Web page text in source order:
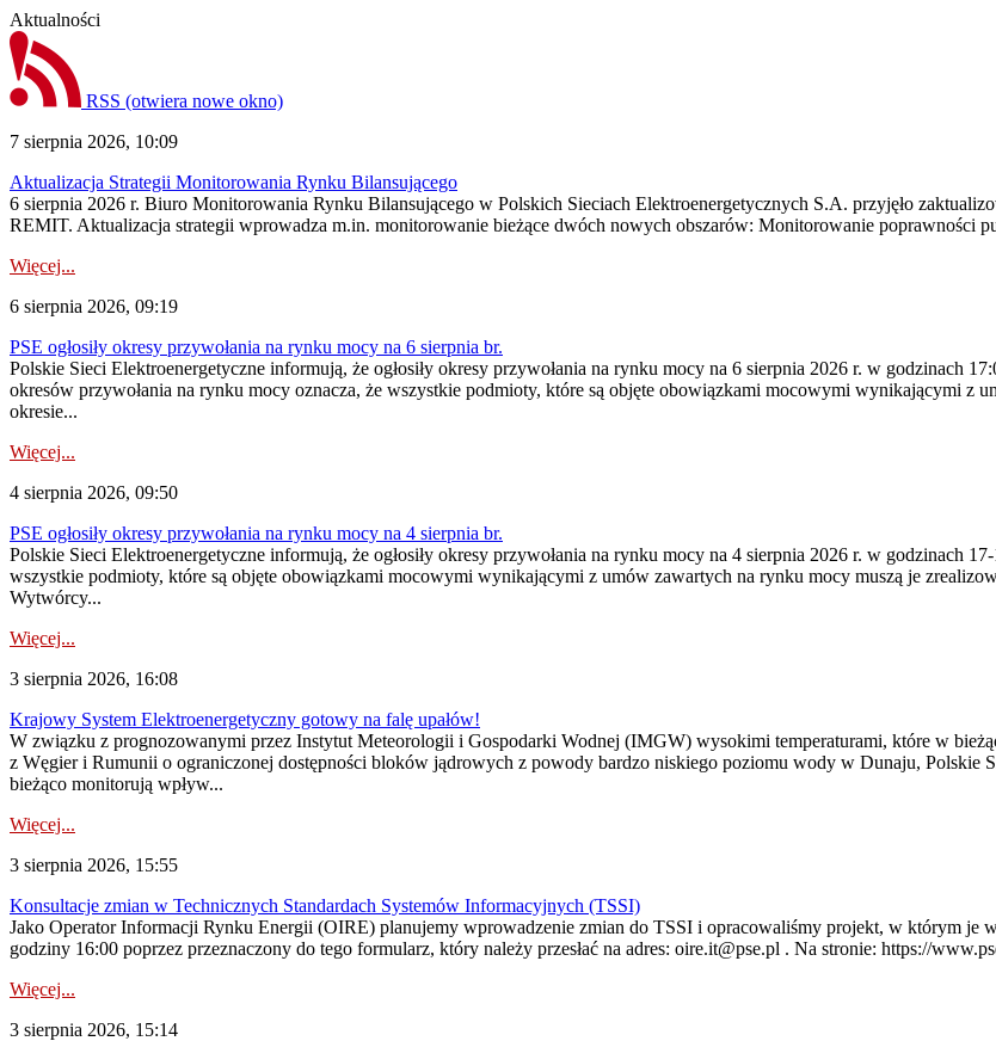
Aktualności
RSS (otwiera nowe okno)
7 sierpnia 2026, 10:09
Aktualizacja Strategii Monitorowania Rynku Bilansującego
6 sierpnia 2026 r. Biuro Monitorowania Rynku Bilansującego w Polskich Sieciach Elektroenergetycznych S.A. przyjęło
REMIT. Aktualizacja strategii wprowadza m.in. monitorowanie bieżące dwóch nowych obszarów: Monitorowanie
Więcej...
6 sierpnia 2026, 09:19
PSE ogłosiły okresy przywołania na rynku mocy na 6 sierpnia br.
Polskie Sieci Elektroenergetyczne informują, że ogłosiły okresy przywołania na rynku mocy na 6 sierpnia 2026 r. w godzinach
okresów przywołania na rynku mocy oznacza, że wszystkie podmioty, które są objęte obowiązkami mocowymi wynikającymi z
okresie...
Więcej...
4 sierpnia 2026, 09:50
PSE ogłosiły okresy przywołania na rynku mocy na 4 sierpnia br.
Polskie Sieci Elektroenergetyczne informują, że ogłosiły okresy przywołania na rynku mocy na 4 sierpnia 2026 r. w godzinach
wszystkie podmioty, które są objęte obowiązkami mocowymi wynikającymi z umów zawartych na rynku mocy muszą je
Wytwórcy...
Więcej...
3 sierpnia 2026, 16:08
Krajowy System Elektroenergetyczny gotowy na falę upałów!
W związku z prognozowanymi przez Instytut Meteorologii i Gospodarki Wodnej (IMGW) wysokimi temperaturami, które w
z Węgier i Rumunii o ograniczonej dostępności bloków jądrowych z powody bardzo niskiego poziomu wody w Dunaju, Polskie
bieżąco monitorują wpływ...
Więcej...
3 sierpnia 2026, 15:55
Konsultacje zmian w Technicznych Standardach Systemów Informacyjnych (TSSI)
Jako Operator Informacji Rynku Energii (OIRE) planujemy wprowadzenie zmian do TSSI i opracowaliśmy projekt, w którym je
godziny 16:00 poprzez przeznaczony do tego formularz, który należy przesłać na adres: oire.it@pse.pl . Na stronie: https://
Więcej...
3 sierpnia 2026, 15:14